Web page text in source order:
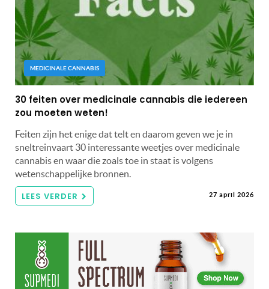
MEDICINALE CANNABIS
30 feiten over medicinale cannabis die iedereen
zou moeten weten!
Feiten zijn het enige dat telt en daarom geven we je in
sneltreinvaart 30 interessante weetjes over medicinale
cannabis en waar die zoals toe in staat is volgens
wetenschappelijke bronnen.
LEES VERDER 27 april 2026